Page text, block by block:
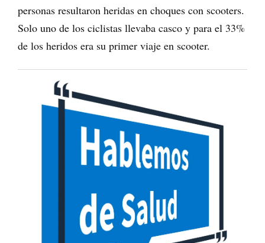
personas resultaron heridas en choques con scooters.
Solo uno de los ciclistas llevaba casco y para el 33%
de los heridos era su primer viaje en scooter.